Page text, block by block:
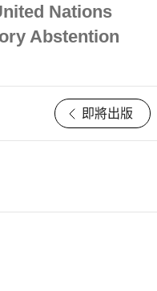
Nations
Abstention
即將出版